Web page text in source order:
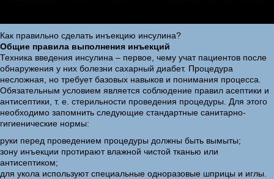
Как правильно сделать инъекцию инсулина?
Общие правила выполнения инъекций
Техника введения инсулина – первое, чему учат пациентов после
обнаружения у них болезни сахарный диабет. Процедура
несложная, но требует базовых навыков и понимания процесса.
Обязательным условием является соблюдение правил асептики и
антисептики, т. е. стерильности проведения процедуры. Для этого
необходимо запомнить следующие стандартные санитарно-
гигиенические нормы:
руки перед проведением процедуры должны быть вымыты;
зону инъекции протирают влажной чистой тканью или
антисептиком;
для укола используют специальные одноразовые шприцы и иглы.